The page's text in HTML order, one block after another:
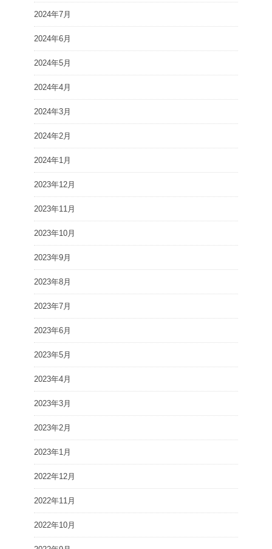
2024年7月
2024年6月
2024年5月
2024年4月
2024年3月
2024年2月
2024年1月
2023年12月
2023年11月
2023年10月
2023年9月
2023年8月
2023年7月
2023年6月
2023年5月
2023年4月
2023年3月
2023年2月
2023年1月
2022年12月
2022年11月
2022年10月